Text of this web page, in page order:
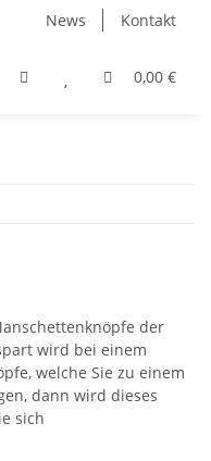
News Kontakt
0,00 €
der
wird bei einem
welche Sie zu einem
dann wird dieses
sich